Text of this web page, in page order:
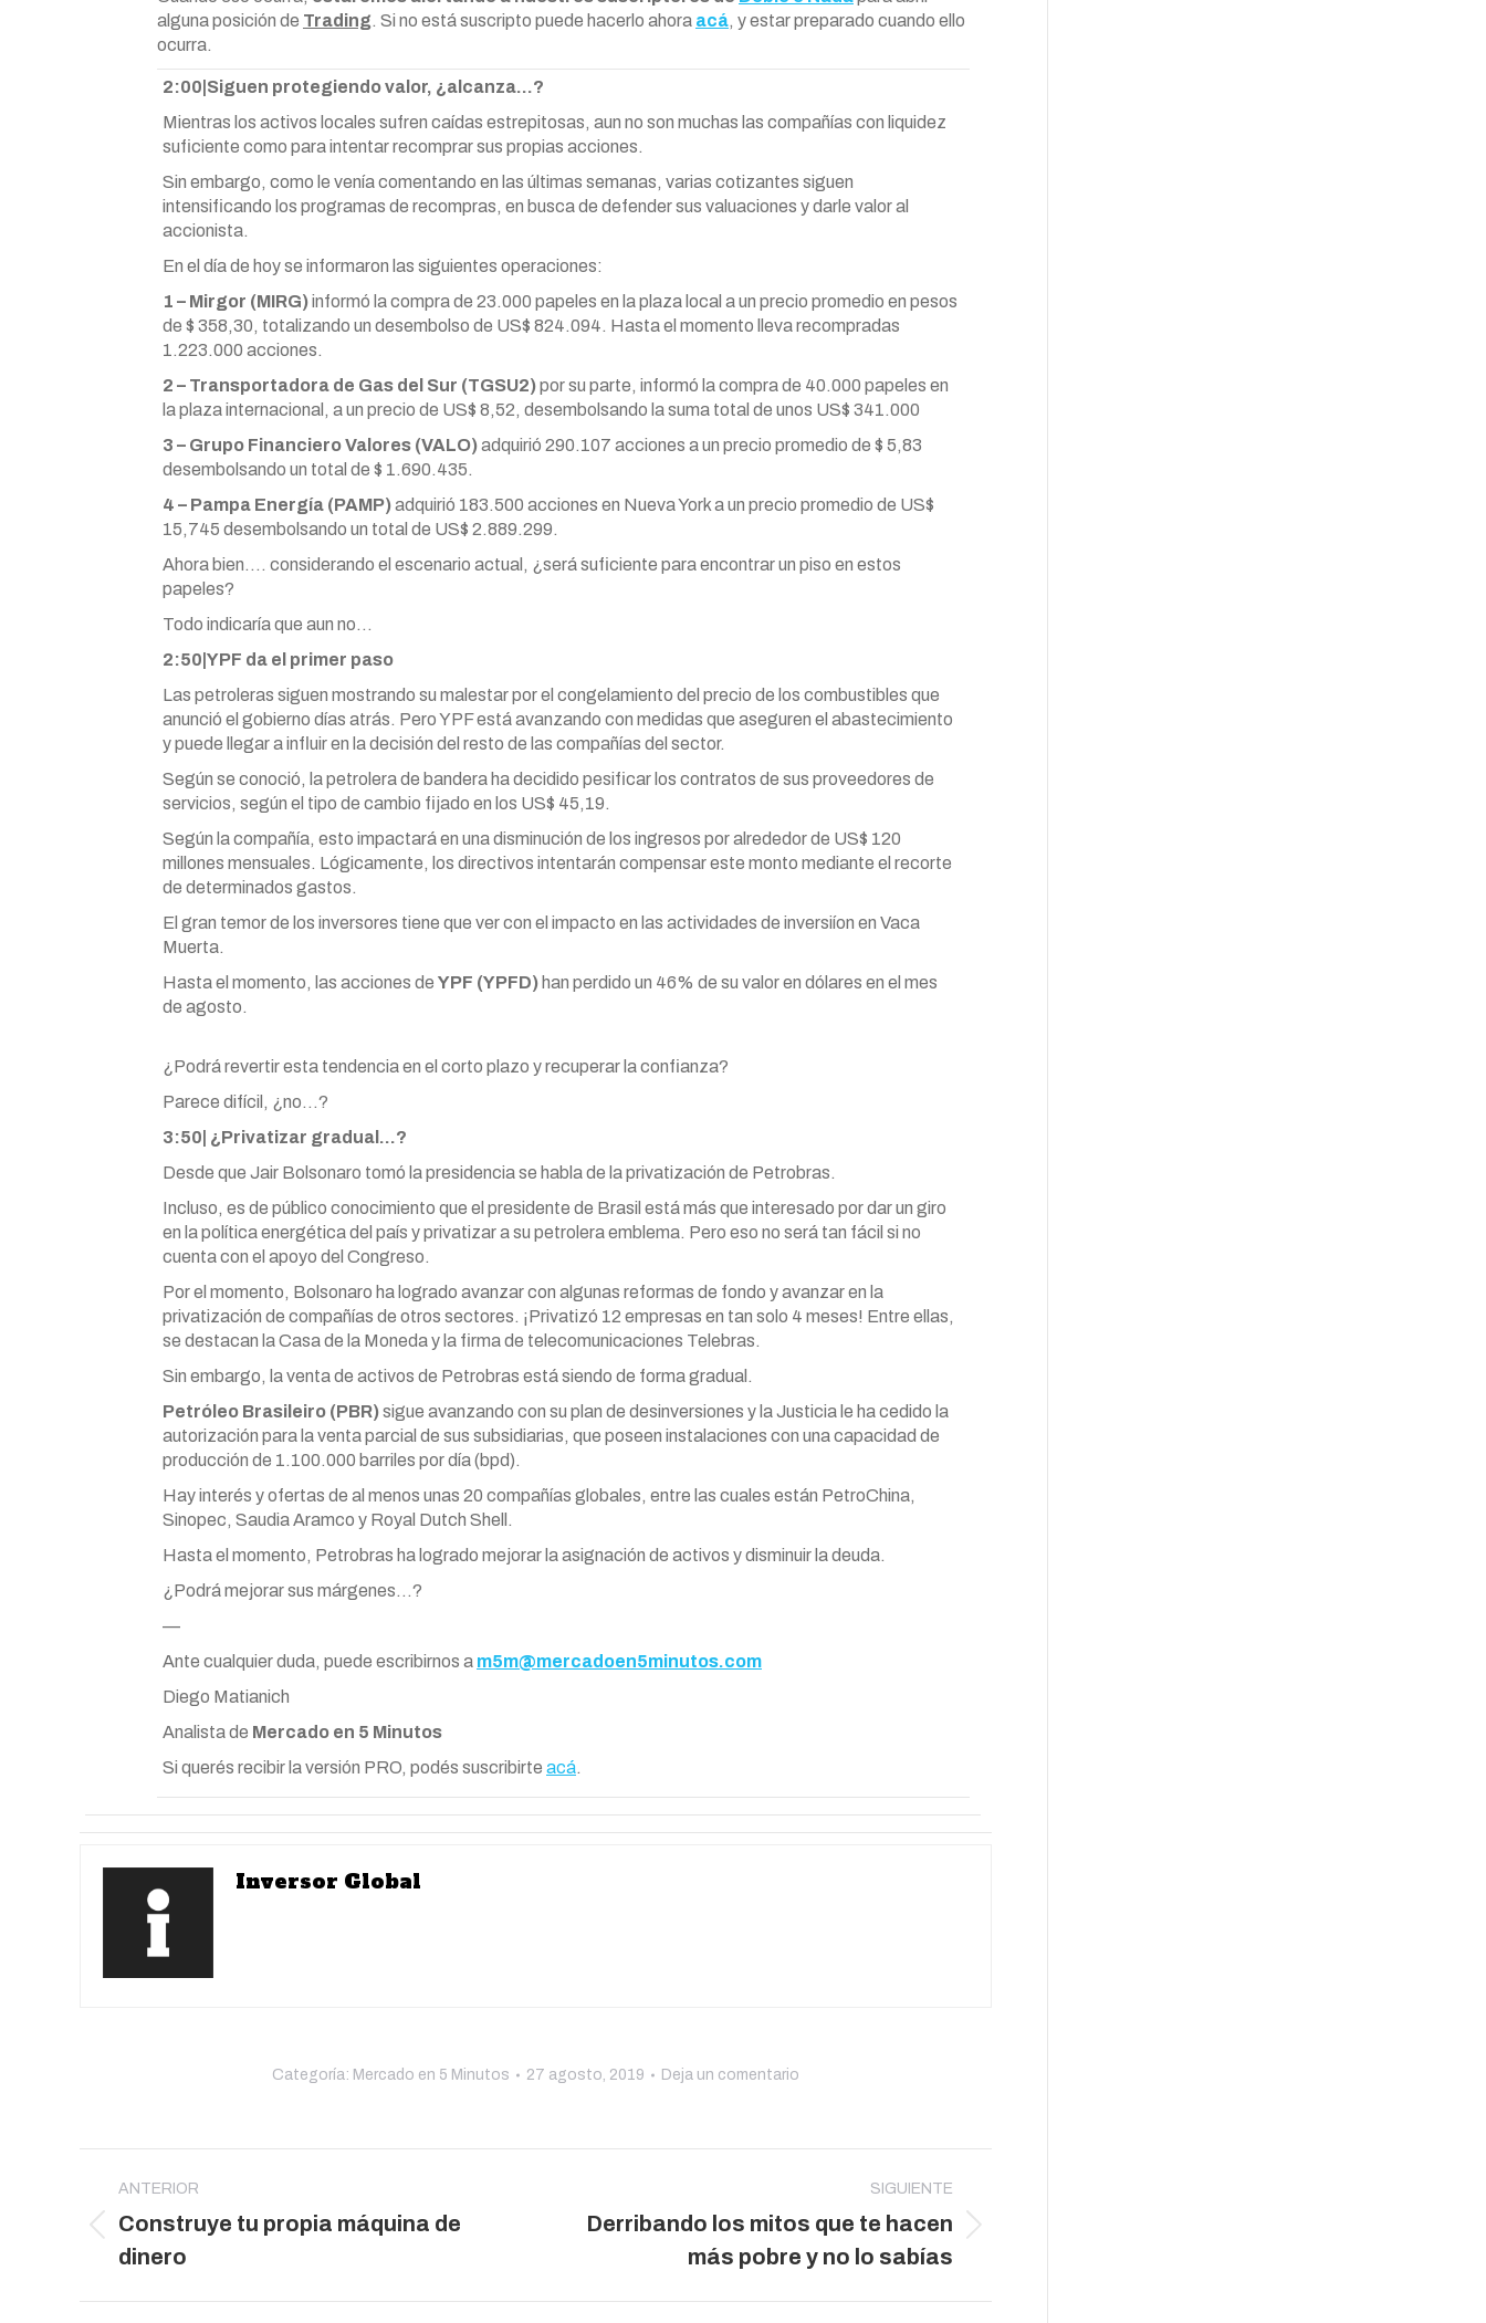
alguna posición de Trading. Si no está suscripto puede hacerlo ahora acá, y estar preparado cuando ello
ocurra.
2:00|Siguen protegiendo valor, ¿alcanza…?
Mientras los activos locales sufren caídas estrepitosas, aun no son muchas las compañías con liquidez
suficiente como para intentar recomprar sus propias acciones.
Sin embargo, como le venía comentando en las últimas semanas, varias cotizantes siguen
intensificando los programas de recompras, en busca de defender sus valuaciones y darle valor al
accionista.
En el día de hoy se informaron las siguientes operaciones:
1 – Mirgor (MIRG)informó la compra de 23.000 papeles en la plaza local a un precio promedio en pesos
de $ 358,30, totalizando un desembolso de US$ 824.094. Hasta el momento lleva recompradas
1.223.000 acciones.
2 – Transportadora de Gas del Sur (TGSU2)por su parte, informó la compra de 40.000 papeles en
la plaza internacional, a un precio de US$ 8,52, desembolsando la suma total de unos US$ 341.000
3 – Grupo Financiero Valores (VALO)adquirió 290.107 acciones a un precio promedio de $ 5,83
desembolsando un total de $ 1.690.435.
4 – Pampa Energía (PAMP)adquirió 183.500 acciones en Nueva York a un precio promedio de US$
15,745 desembolsando un total de US$ 2.889.299.
Ahora bien…. considerando el escenario actual, ¿será suficiente para encontrar un piso en estos
papeles?
Todo indicaría que aun no…
2:50|YPF da el primer paso
Las petroleras siguen mostrando su malestar por el congelamiento del precio de los combustibles que
anunció el gobierno días atrás. Pero YPF está avanzando con medidas que aseguren el abastecimiento
y puede llegar a influir en la decisión del resto de las compañías del sector.
Según se conoció, la petrolera de bandera ha decidido pesificar los contratos de sus proveedores de
servicios, según el tipo de cambio fijado en los US$ 45,19.
Según la compañía, esto impactará en una disminución de los ingresos por alrededor de US$ 120
millones mensuales. Lógicamente, los directivos intentarán compensar este monto mediante el recorte
de determinados gastos.
El gran temor de los inversores tiene que ver con el impacto en las actividades de inversiíon en Vaca
Muerta.
Hasta el momento, las acciones de YPF (YPFD) han perdido un 46% de su valor en dólares en el mes
de agosto.
¿Podrá revertir esta tendencia en el corto plazo y recuperar la confianza?
Parece difícil, ¿no…?
3:50| ¿Privatizar gradual…?
Desde que Jair Bolsonaro tomó la presidencia se habla de la privatización de Petrobras.
Incluso, es de público conocimiento que el presidente de Brasil está más que interesado por dar un giro
en la política energética del país y privatizar a su petrolera emblema. Pero eso no será tan fácil si no
cuenta con el apoyo del Congreso.
Por el momento, Bolsonaro ha logrado avanzar con algunas reformas de fondo y avanzar en la
privatización de compañías de otros sectores. ¡Privatizó 12 empresas en tan solo 4 meses! Entre ellas,
se destacan la Casa de la Moneda y la firma de telecomunicaciones Telebras.
Sin embargo, la venta de activos de Petrobras está siendo de forma gradual.
Petróleo Brasileiro (PBR)sigue avanzando con su plan de desinversiones y la Justicia le ha cedido la
autorización para la venta parcial de sus subsidiarias, que poseen instalaciones con una capacidad de
producción de 1.100.000 barriles por día (bpd).
Hay interés y ofertas de al menos unas 20 compañías globales, entre las cuales están PetroChina,
Sinopec, Saudia Aramco y Royal Dutch Shell.
Hasta el momento, Petrobras ha logrado mejorar la asignación de activos y disminuir la deuda.
¿Podrá mejorar sus márgenes…?
—
Ante cualquier duda, puede escribirnos a m5m@mercadoen5minutos.com
Diego Matianich
Analista de Mercado en 5 Minutos
Si querés recibir la versión PRO, podés suscribirte acá.
Inversor Global
Categoría: Mercado en 5 Minutos 27 agosto, 2019 Deja un comentario
entre
publicaciones
ANTERIOR
Publicación
anterior:
Construye tu propia máquina de
dinero
SIGUIENTE
Publicación
Derribando los mitos que te hacen
más pobre y no lo sabías